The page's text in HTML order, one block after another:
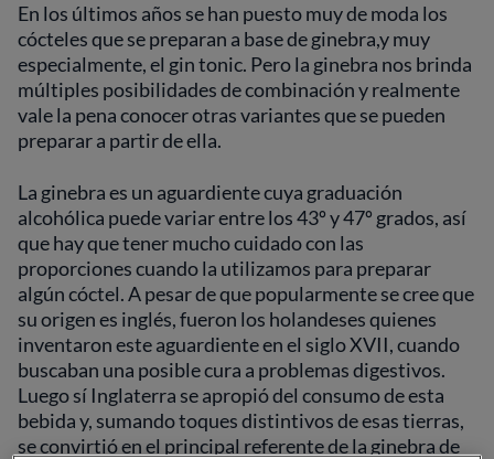
En los últimos años se han puesto muy de moda los
cócteles que se preparan a base de ginebra,y muy
especialmente, el gin tonic. Pero la ginebra nos brinda
múltiples posibilidades de combinación y realmente
vale la pena conocer otras variantes que se pueden
preparar a partir de ella.
La ginebra es un aguardiente cuya graduación
alcohólica puede variar entre los 43º y 47º grados, así
que hay que tener mucho cuidado con las
proporciones cuando la utilizamos para preparar
algún cóctel. A pesar de que popularmente se cree que
su origen es inglés, fueron los holandeses quienes
inventaron este aguardiente en el siglo XVII, cuando
buscaban una posible cura a problemas digestivos.
Luego sí Inglaterra se apropió del consumo de esta
bebida y, sumando toques distintivos de esas tierras,
se convirtió en el principal referente de la ginebra de